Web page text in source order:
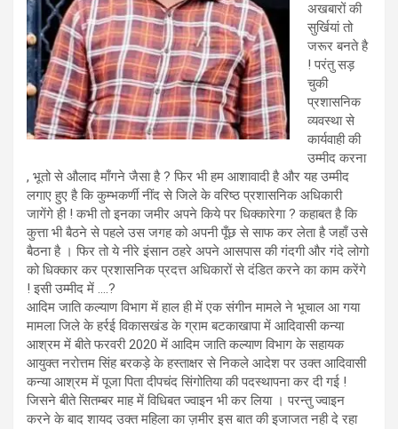
अखबारों की
सुर्खियां तो
जरूर बनते है
! परंतु सड़
चुकी
प्रशासनिक
व्यवस्था से
कार्यवाही की
उम्मीद करना
, भूतो से औलाद माँगने जैसा है ? फिर भी हम आशावादी है और यह उम्मीद
लगाए हुए है कि कुम्भकर्णी नींद से जिले के वरिष्ठ प्रशासनिक अधिकारी
जागेंगे ही ! कभी तो इनका जमीर अपने किये पर धिक्कारेगा ? कहाबत है कि
कुत्ता भी बैठने से पहले उस जगह को अपनी पूँछ से साफ कर लेता है जहाँ उसे
बैठना है । फिर तो ये नीरे इंसान ठहरे अपने आसपास की गंदगी और गंदे लोगो
को धिक्कार कर प्रशासनिक प्रदत्त अधिकारों से दंडित करने का काम करेंगे
! इसी उम्मीद में ….?
आदिम जाति कल्याण विभाग में हाल ही में एक संगीन मामले ने भूचाल आ गया
मामला जिले के हर्रई विकासखंड के ग्राम बटकाखापा में आदिवासी कन्या
आश्रम में बीते फरवरी 2020 में आदिम जाति कल्याण विभाग के सहायक
आयुक्त नरोत्तम सिंह बरकड़े के हस्ताक्षर से निकले आदेश पर उक्त आदिवासी
कन्या आश्रम में पूजा पिता दीपचंद सिंगोतिया की पदस्थापना कर दी गई !
जिसने बीते सितम्बर माह में विधिबत ज्वाइन भी कर लिया । परन्तु ज्वाइन
करने के बाद शायद उक्त महिला का ज़मीर इस बात की इजाजत नही दे रहा